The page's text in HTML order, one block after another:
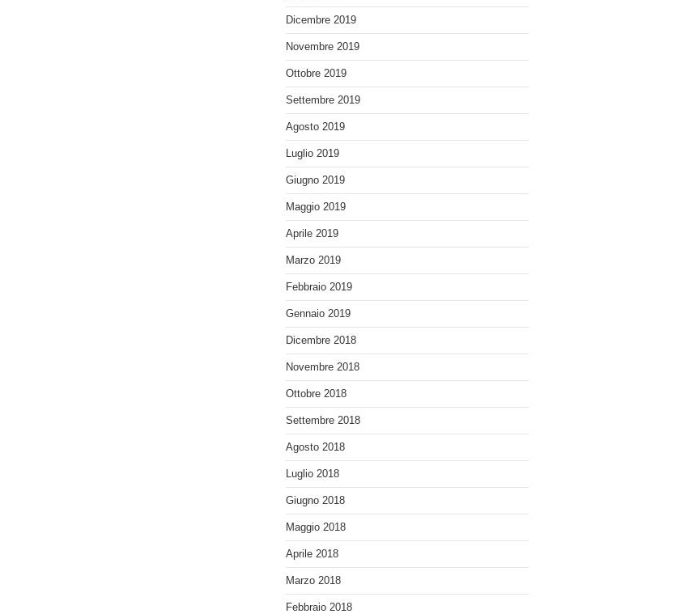
Dicembre 2019
Novembre 2019
Ottobre 2019
Settembre 2019
Agosto 2019
Luglio 2019
Giugno 2019
Maggio 2019
Aprile 2019
Marzo 2019
Febbraio 2019
Gennaio 2019
Dicembre 2018
Novembre 2018
Ottobre 2018
Settembre 2018
Agosto 2018
Luglio 2018
Giugno 2018
Maggio 2018
Aprile 2018
Marzo 2018
Febbraio 2018